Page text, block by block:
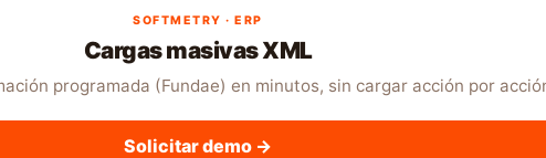
SOFTMETRY · ERP
Cargas masivas XML
programada (Fundae) en minutos, sin cargar acción por
Solicitar demo →